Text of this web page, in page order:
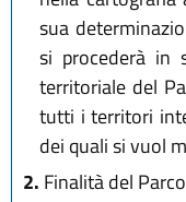
sua
si procederà in
territoriale del
tutti i territori
dei quali si vuol
2. Finalità del